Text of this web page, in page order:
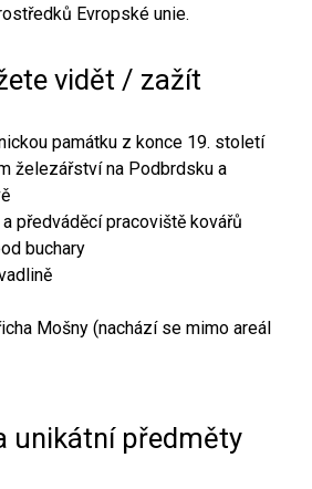
Evropské unie.
vidět / zažít
památku z konce 19. století
železářství na Podbrdsku a
předváděcí pracoviště kovářů
buchary
Mošny (nachází se mimo areál
unikátní předměty